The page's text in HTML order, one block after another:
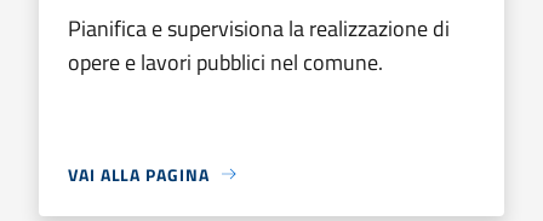
Pianifica e supervisiona la realizzazione di
opere e lavori pubblici nel comune.
VAI ALLA PAGINA